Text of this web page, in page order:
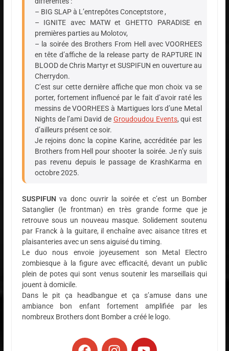
– BIG SLAP à L’entrepôtes Conceptstore ,
– IGNITE avec MATW et GHETTO PARADISE en
premières parties au Molotov,
– la soirée des Brothers From Hell avec VOORHEES
en tête d’affiche de la release party de RAPTURE IN
BLOOD de Chris Martyr et SUSPIFUN en ouverture au
Cherrydon.
C’est sur cette dernière affiche que mon choix va se
porter, fortement influencé par le fait d’avoir raté les
messins de VOORHEES à Martigues lors d’une Metal
Nights de l’ami David de Groudoudou Events, qui est
d’ailleurs présent ce soir.
Je rejoins donc la copine Karine, accréditée par les
Brothers from Hell pour shooter la soirée. Je n’y suis
pas revenu depuis le passage de KrashKarma en
octobre 2025.
SUSPIFUN va donc ouvrir la soirée et c’est un Bomber
Satanglier (le frontman) en très grande forme que je
retrouve sous un nouveau masque. Solidement soutenu
par Franck à la guitare, il enchaîne avec aisance titres et
plaisanteries avec un sens aiguisé du timing.
Le duo nous envoie joyeusement son Metal Electro
zombiesque à la figure avec efficacité, devant un public
plein de potes qui sont venus soutenir les marseillais qui
jouent à domicile.
Dans le pit ça headbangue et ça s’amuse dans une
ambiance bon enfant fortement amplifiée par les
nombreux Brothers dont Bomber a créé le logo.